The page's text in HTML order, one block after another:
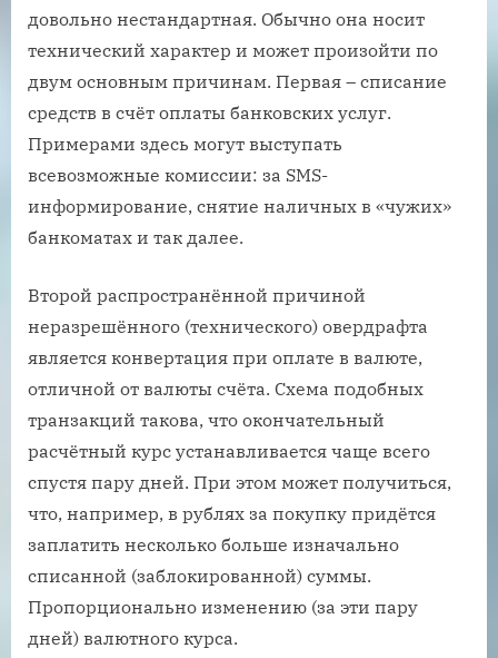
довольно нестандартная. Обычно она носит
технический характер и может произойти по
двум основным причинам. Первая – списание
средств в счёт оплаты банковских услуг.
Примерами здесь могут выступать
всевозможные комиссии: за SMS-
информирование, снятие наличных в «чужих»
банкоматах и так далее.
Второй распространённой причиной
неразрешённого (технического) овердрафта
является конвертация при оплате в валюте,
отличной от валюты счёта. Схема подобных
транзакций такова, что окончательный
расчётный курс устанавливается чаще всего
спустя пару дней. При этом может получиться,
что, например, в рублях за покупку придётся
заплатить несколько больше изначально
списанной (заблокированной) суммы.
Пропорционально изменению (за эти пару
дней) валютного курса.